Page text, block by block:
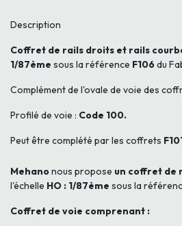
Description
Coffret de rails droits et rails
1/87ème sous la référence F106du
Complément de l'ovale de voie des
Profilé de voie : Code 100.
Peut être complété par les coffrets
Mehanonous propose un coffret de
l'échelle HO : 1/87ème sous la
Coffret de voie comprenant :